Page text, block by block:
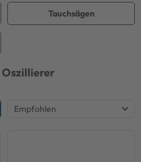
Tauchsägen
Oszillierer